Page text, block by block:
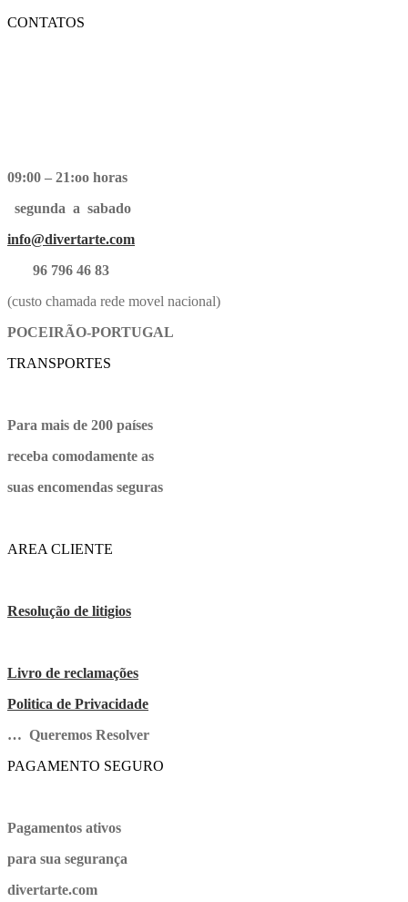
CONTATOS
09:00 – 21:oo horas
segunda a sabado
info@divertarte.com
96 796 46 83
(custo chamada rede movel nacional)
POCEIRÃO-PORTUGAL
TRANSPORTES
Para mais de 200 países
receba comodamente as
suas encomendas seguras
AREA CLIENTE
Resolução de litigios
Livro de reclamações
Politica de Privacidade
… Queremos Resolver
PAGAMENTO SEGURO
Pagamentos ativos
para sua segurança
divertarte.com